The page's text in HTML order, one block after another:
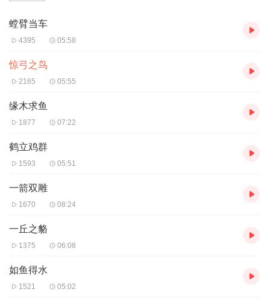
像个惊弓之鸟一样，吓得转身就跑。
如果我们做人、做事，都光明磊落、品行端正的
门”，讲的也正是这个道理。
螳臂当车
4395 05:58
惊弓之鸟
2165 05:55
缘木求鱼
1877 07:22
鹤立鸡群
1593 05:51
一箭双雕
1670 08:24
一丘之貉
1375 06:08
如鱼得水
1521 05:02